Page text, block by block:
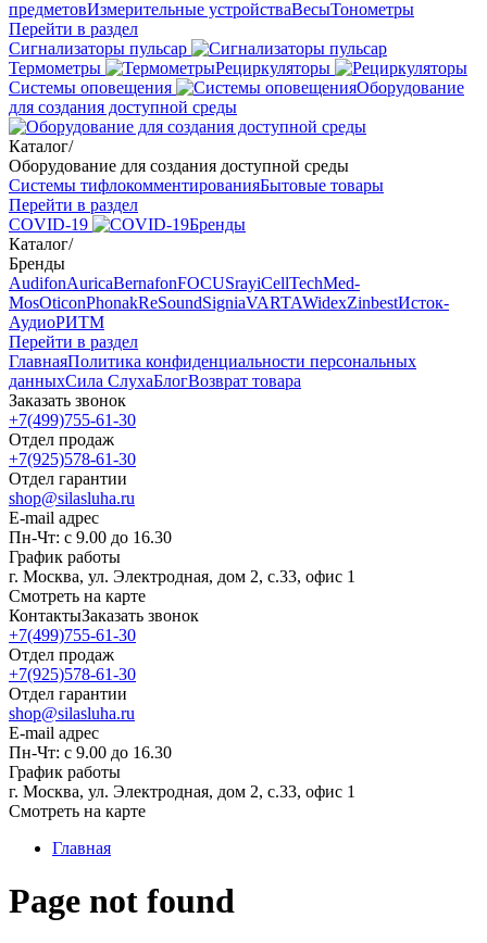
предметовИзмерительные устройстваВесыТонометры
Перейти в раздел
Сигнализаторы пульсар
Термометры
Рециркуляторы
Cистемы оповещения
Оборудование
для создания доступной среды
Каталог/
Оборудование для создания доступной среды
Системы тифлокомментированияБытовые товары
Перейти в раздел
COVID-19
Бренды
Каталог/
Бренды
AudifonAuricaBernafonFOCUSrayiCellTechMed-
MosOticonPhonakReSoundSigniaVARTAWidexZinbestИсток-
АудиоРИТМ
Перейти в раздел
ГлавнаяПолитика конфиденциальности персональных
данныхСила СлухаБлогВозврат товара
Заказать звонок
+7(499)755-61-30
Отдел продаж
+7(925)578-61-30
Отдел гарантии
shop@silasluha.ru
E-mail адрес
Пн-Чт: с 9.00 до 16.30
График работы
г. Москва, ул. Электродная, дом 2, с.33, офис 1
Смотреть на карте
КонтактыЗаказать звонок
+7(499)755-61-30
Отдел продаж
+7(925)578-61-30
Отдел гарантии
shop@silasluha.ru
E-mail адрес
Пн-Чт: с 9.00 до 16.30
График работы
г. Москва, ул. Электродная, дом 2, с.33, офис 1
Смотреть на карте
Главная
Page not found